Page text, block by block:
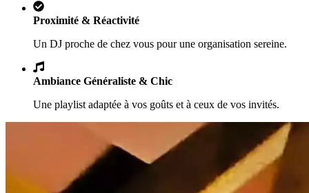
Proximité & Réactivité
Un DJ proche de chez vous pour une organisation sereine.
Ambiance Généraliste & Chic
Une playlist adaptée à vos goûts et à ceux de vos invités.